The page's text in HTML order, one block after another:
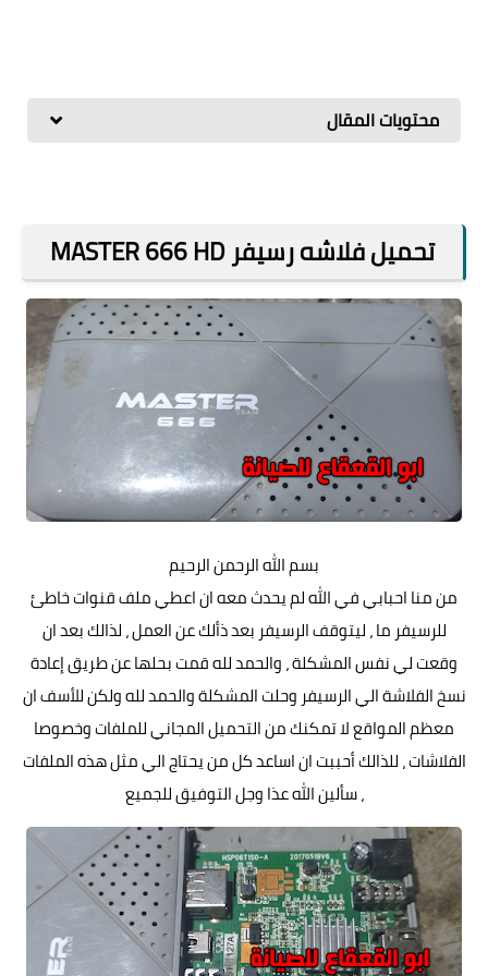
محتويات المقال
تحميل فلاشه رسيفر MASTER 666 HD
بسم الله الرحمن الرحيم
من منا احبابي في الله لم يحدث معه ان اعطي ملف قنوات خاطئ
للرسيفر ما ، ليتوقف الرسيفر بعد ذألك عن العمل ، لذالك بعد ان
وقعت لي نفس المشكلة ، والحمد لله قمت بحلها عن طريق إعادة
نسخ الفلاشة الي الرسيفر وحلت المشكلة والحمد لله ولكن للأسف ان
معظم المواقع لا تمكنك من التحميل المجاني للملفات وخصوصا
الفلاشات ، للذالك أحببت ان اساعد كل من يحتاج الي مثل هذه الملفات
، سألين الله عذا وجل التوفيق للجميع